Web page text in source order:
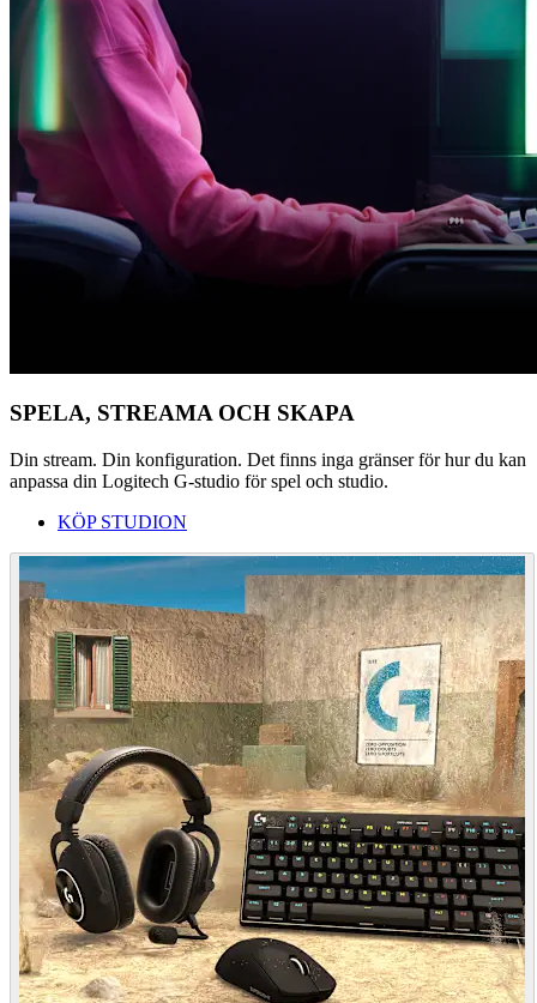
SPELA, STREAMA OCH SKAPA
Din stream. Din konfiguration. Det finns inga gränser för hur du kan
anpassa din Logitech G-studio för spel och studio.
KÖP STUDION